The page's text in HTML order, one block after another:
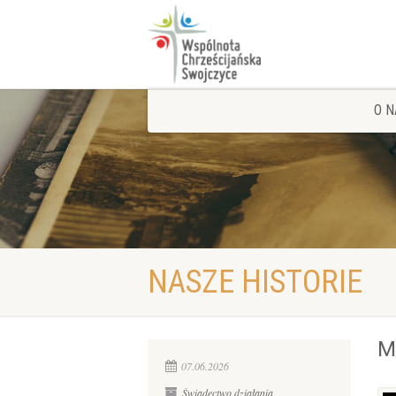
O
NASZE HISTORIE
07.06.2026
Świadectwo działania